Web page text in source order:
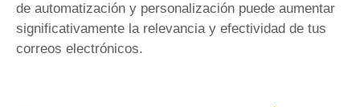
de automatización y personalización puede aumentar
significativamente la relevancia y efectividad de tus
correos electrónicos.